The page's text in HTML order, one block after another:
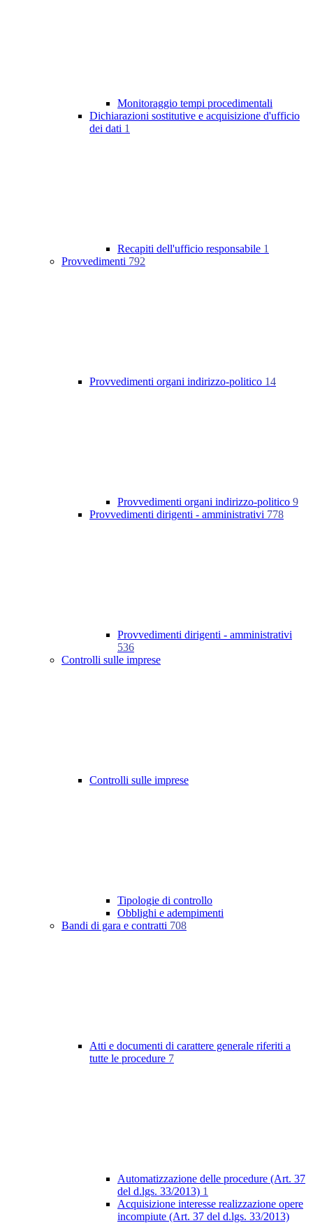
Monitoraggio tempi procedimentali
Dichiarazioni sostitutive e acquisizione d'ufficio
dei dati 1
Recapiti dell'ufficio responsabile 1
Provvedimenti 792
Provvedimenti organi indirizzo-politico 14
Provvedimenti organi indirizzo-politico 9
Provvedimenti dirigenti - amministrativi 778
Provvedimenti dirigenti - amministrativi
536
Controlli sulle imprese
Controlli sulle imprese
Tipologie di controllo
Obblighi e adempimenti
Bandi di gara e contratti 708
Atti e documenti di carattere generale riferiti a
tutte le procedure 7
Automatizzazione delle procedure (Art. 37
del d.lgs. 33/2013) 1
Acquisizione interesse realizzazione opere
incompiute (Art. 37 del d.lgs. 33/2013)